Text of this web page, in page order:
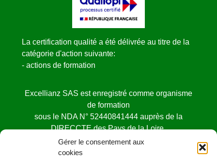
Gérer le consentement aux
cookies
La certification qualité a été délivrée au titre de la
catégorie d'action suivante:
- actions de formation
Excellianz SAS est enregistré comme organisme
de formation
sous le NDA N° 52440841444 auprès de la
DIRECCTE des Pays de la Loire.
Cet enregistrement ne vaut pas agrément de l’état